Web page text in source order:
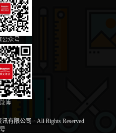
公众号
博
有限公司 · All Rights Reserved